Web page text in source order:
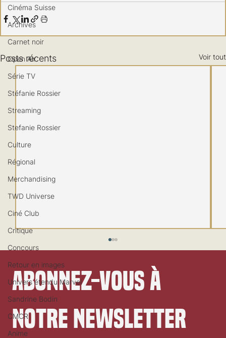
Cinéma Suisse
Archives
Carnet noir
Open Air
Série TV
Stéfanie Rossier
Streaming
Stefanie Rossier
Culture
Régional
Merchandising
TWD Universe
Ciné Club
Critique
Concours
Retour en images
Univers étendu Marvel
Sandrine Bodin
CMCR
Anime
Posts récents Voir tout
Abonnez-vous à
notre newsletter